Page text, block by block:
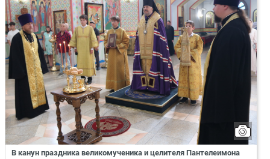
В канун праздника великомученика и целителя Пантелеимона